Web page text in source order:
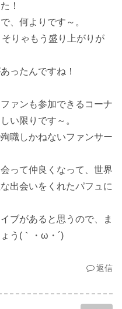
！
、何よりです～。
りゃもう盛り上がりが
ったんですね！
ァンも参加できるコーナ
い限りです～。
職しかねないファンサー
って仲良くなって、世界
出会いをくれたパフュに
ブがあると思うので、ま
う(｀・ω・´)
返信